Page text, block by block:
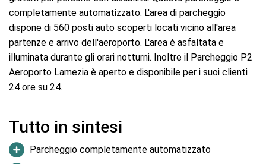
completamente automatizzato. L'area di parcheggio
dispone di 560 posti auto scoperti locati vicino all'area
partenze e arrivo dell'aeroporto. L'area è asfaltata e
illuminata durante gli orari notturni. Inoltre il Parcheggio P2
Aeroporto Lamezia è aperto e disponibile per i suoi clienti
24 ore su 24.
Tutto in sintesi
Parcheggio completamente automatizzato